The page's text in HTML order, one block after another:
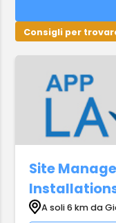
Consigli per
Site
A soli 6 km da